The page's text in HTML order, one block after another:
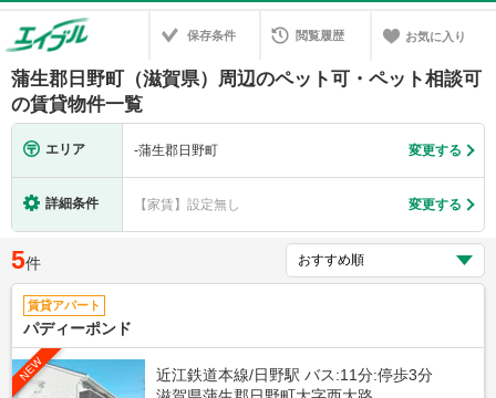
保存条件 閲覧履歴 お気に入り
蒲生郡日野町（滋賀県）周辺のペット可・ペット相談可
の賃貸物件一覧
エリア -蒲生郡日野町 変更する
詳細条件 【家賃】設定無し 変更する
5件
賃貸アパート
パディーポンド
NEW
近江鉄道本線/日野駅 バス:11分:停歩3分